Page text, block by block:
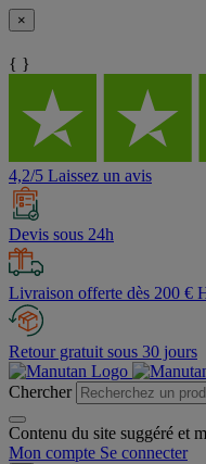
×
{ }
4,2/5 Laissez un avis
Devis sous 24h
Livraison offerte dès 200 €
Retour gratuit sous 30 jours
Chercher
Contenu du site suggéré et
Mon compte Se connecter